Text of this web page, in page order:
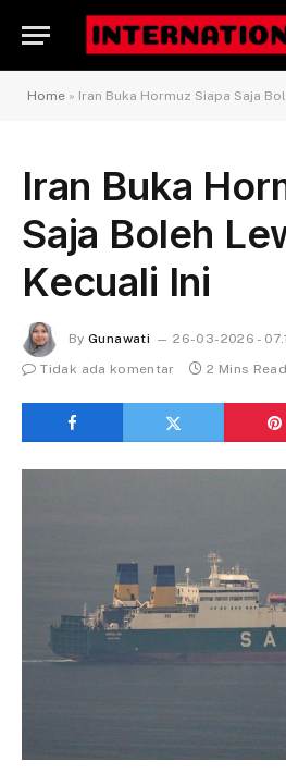
Home » Iran Buka Hormuz Siapa Saja
Iran Buka
Saja Boleh
Kecuali Ini
By Gunawati
26-03-2026 -
Tidak ada komentar
2 Mins Read